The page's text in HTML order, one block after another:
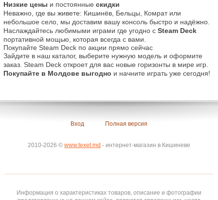
Низкие цены и постоянные скидки
Неважно, где вы живете: Кишинёв, Бельцы, Комрат или
небольшое село, мы доставим вашу консоль быстро и надёжно.
Наслаждайтесь любимыми играми где угодно с Steam Deck
Покупайте Steam Deck по акции прямо сейчас
Зайдите в наш каталог, выберите нужную модель и оформите
Покупайте в Молдове выгодно и начните играть уже сегодня!
Вход Полная версия
2010-2026 © www.texet.md - интернет-магазин в Кишиневе
Информация о характеристиках товаров, описание и фотографии